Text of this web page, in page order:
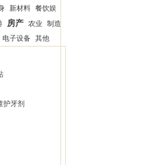
新材料 餐饮娱
房产 农业
制造
电子设备 其他
护牙剂